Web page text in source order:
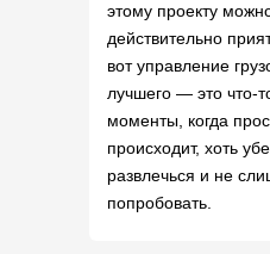
этому проекту
действительно
вот управление
лучшего — это что-
моменты, когда
происходит, хоть
развлечься и не
попробовать.